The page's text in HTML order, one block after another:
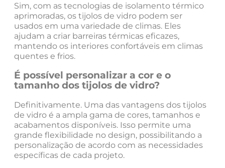
Sim, com as tecnologias de isolamento térmico
aprimoradas, os tijolos de vidro podem ser
usados em uma variedade de climas. Eles
ajudam a criar barreiras térmicas eficazes,
mantendo os interiores confortáveis em climas
quentes e frios.
É possível personalizar a cor e o
tamanho dos tijolos de vidro?
Definitivamente. Uma das vantagens dos tijolos
de vidro é a ampla gama de cores, tamanhos e
acabamentos disponíveis. Isso permite uma
grande flexibilidade no design, possibilitando a
personalização de acordo com as necessidades
específicas de cada projeto.